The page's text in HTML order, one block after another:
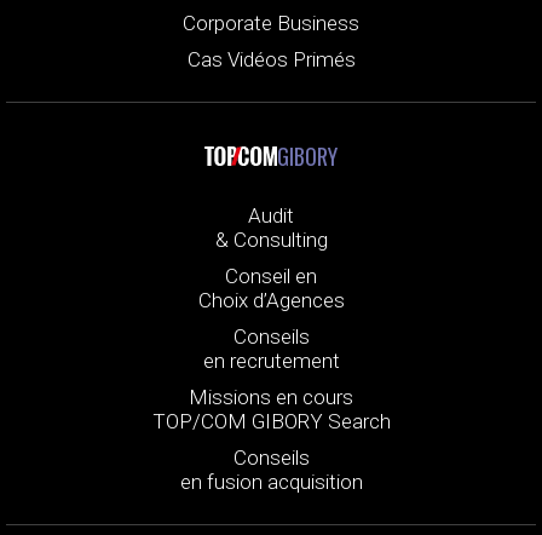
Corporate Business
Cas Vidéos Primés
GIBORY
Audit
& Consulting
Conseil en
Choix d’Agences
Conseils
en recrutement
Missions en cours
TOP/COM GIBORY Search
Conseils
en fusion acquisition